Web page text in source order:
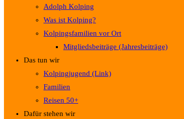
Adolph Kolping
Was ist Kolping?
Kolpingsfamilien vor Ort
Mitgliedsbeiträge (Jahresbeiträge)
Das tun wir
Kolpingjugend (Link)
Familien
Reisen 50+
Dafür stehen wir